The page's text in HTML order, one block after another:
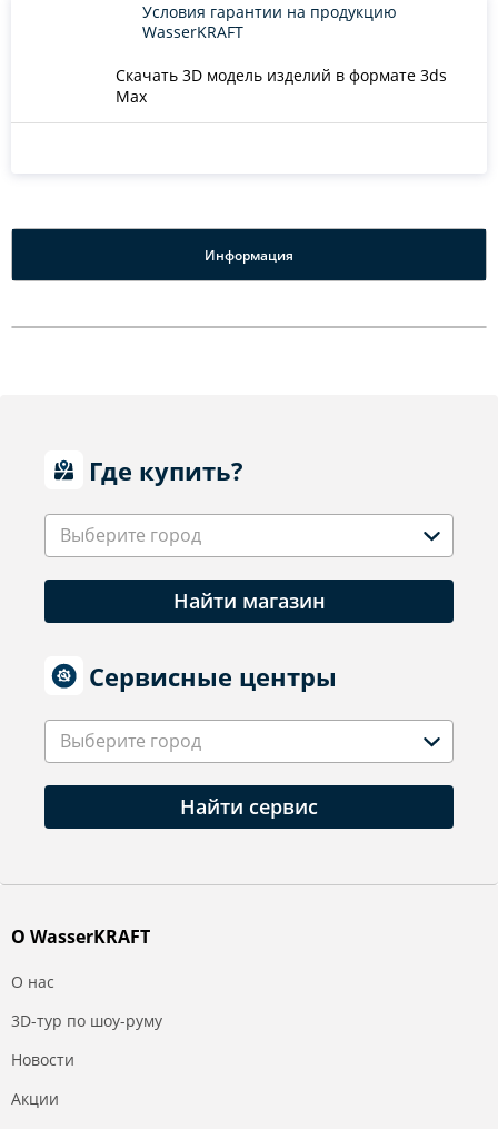
Скачать 3D модель изделий в формате 3ds
Max
Условия гарантии на продукцию
WasserKRAFT
Информация
Где купить?
Выберите город
Найти магазин
Сервисные центры
Выберите город
Найти сервис
О WasserKRAFT
О нас
3D-тур по шоу-руму
Новости
Акции